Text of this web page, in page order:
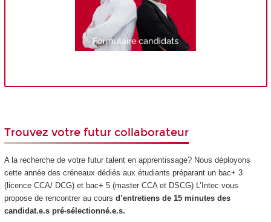
Trouvez votre futur collaborateur
A la recherche de votre futur talent en apprentissage? Nous déployons
cette année des créneaux dédiés aux étudiants préparant un bac+ 3
(licence CCA/ DCG) et bac+ 5 (master CCA et DSCG) L’Intec vous
propose de rencontrer au cours d’entretiens de 15 minutes des
candidat.e.s pré-sélectionné.e.s.